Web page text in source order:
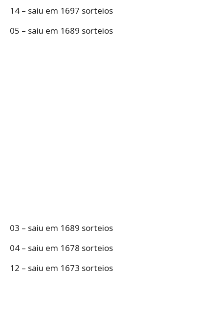
14 – saiu em 1697 sorteios
05 – saiu em 1689 sorteios
03 – saiu em 1689 sorteios
04 – saiu em 1678 sorteios
12 – saiu em 1673 sorteios